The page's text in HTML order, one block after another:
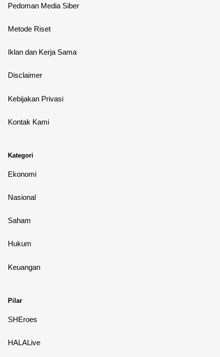
Pedoman Media Siber
Metode Riset
Iklan dan Kerja Sama
Disclaimer
Kebijakan Privasi
Kontak Kami
Kategori
Ekonomi
Nasional
Saham
Hukum
Keuangan
Pilar
SHEroes
HALALive